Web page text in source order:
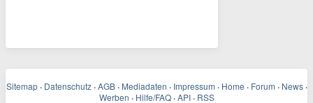
Sitemap · Datenschutz · AGB · Mediadaten · Impressum · Home · Forum · News ·
Werben · Hilfe/FAQ · API · RSS